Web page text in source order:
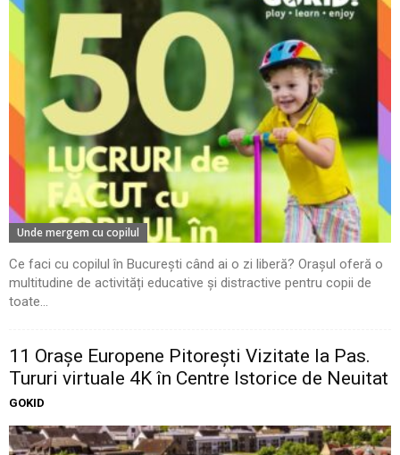
Unde mergem cu copilul
Ce faci cu copilul în București când ai o zi liberă? Orașul oferă o
multitudine de activități educative și distractive pentru copii de
toate...
11 Oraşe Europene Pitoreşti Vizitate la Pas.
Tururi virtuale 4K în Centre Istorice de Neuitat
GOKID